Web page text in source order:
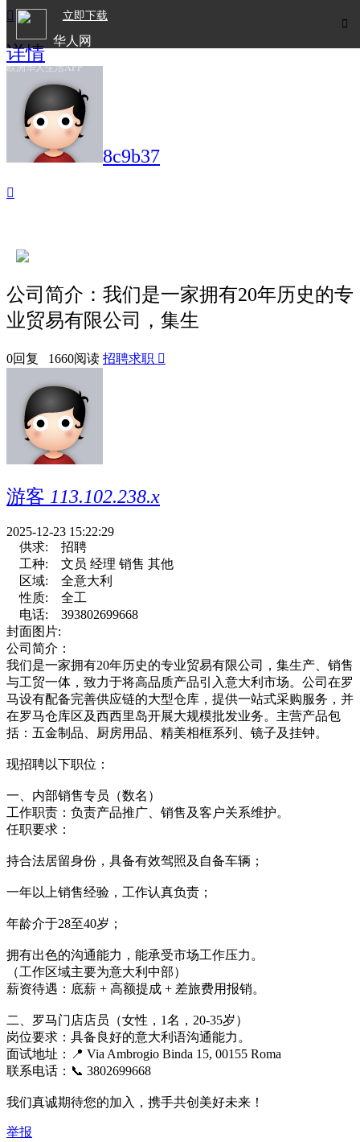

立即下载
华人网
欧洲华人生活APP

详情
8c9b37

公司简介：我们是一家拥有20年历史的专
业贸易有限公司，集生
0回复 1660阅读 招聘求职 
游客 113.102.238.x
2025-12-23 15:22:29
供求:
招聘
工种:
文员 经理 销售 其他
区域:
全意大利
性质:
全工
电话:
393802699668
封面图片:
公司简介：
我们是一家拥有20年历史的专业贸易有限公司，集生产、销售
与工贸一体，致力于将高品质产品引入意大利市场。公司在罗
马设有配备完善供应链的大型仓库，提供一站式采购服务，并
在罗马仓库区及西西里岛开展大规模批发业务。主营产品包
括：五金制品、厨房用品、精美相框系列、镜子及挂钟。
现招聘以下职位：
一、内部销售专员（数名）
工作职责：负责产品推广、销售及客户关系维护。
任职要求：
持合法居留身份，具备有效驾照及自备车辆；
一年以上销售经验，工作认真负责；
年龄介于28至40岁；
拥有出色的沟通能力，能承受市场工作压力。
（工作区域主要为意大利中部）
薪资待遇：底薪 + 高额提成 + 差旅费用报销。
二、罗马门店店员（女性，1名，20-35岁）
岗位要求：具备良好的意大利语沟通能力。
面试地址：📍 Via Ambrogio Binda 15, 00155 Roma
联系电话：📞 3802699668
我们真诚期待您的加入，携手共创美好未来！
举报